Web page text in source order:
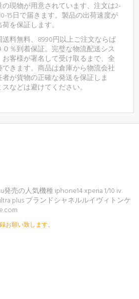
の現物が用意されています、注文は2-
15日で届きます。製品の出荷速度が
を保証します。
送料無料、8990円以上ご注文ならば
％到着保証。完璧な物流配送シス
客様が署名して受け取るまで、全
きます。商品は倉庫から物流会社
が貨物の正確な発送を保証しま
などは避けてください。
売の人気機種 iphone14 xperia 1/10 iv
plus ブランドシャネルルイヴィトンケ
お願い致します。